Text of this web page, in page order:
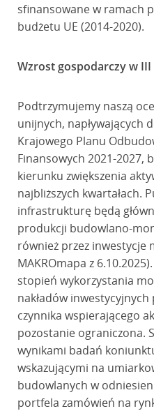
sfinansowane w ramach
budżetu UE (2014-2020).
Wzrost gospodarczy w III
Podtrzymujemy naszą
unijnych, napływających
Krajowego Planu
Finansowych 2021-2027,
kierunku zwiększenia
najbliższych kwartałach.
infrastrukturę będą
produkcji budowlano-
również przez inwestycje
MAKROmapa z
stopień wykorzystania
nakładów
czynnika wspierającego
pozostanie ograniczona.
wynikami badań
wskazującymi na
budowlanych w
portfela zamówień na